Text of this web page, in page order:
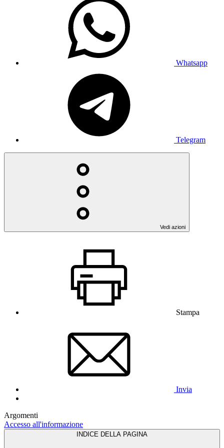
Whatsapp
Telegram
Vedi azioni
Stampa
Invia
Argomenti
Accesso all'informazione
INDICE DELLA PAGINA